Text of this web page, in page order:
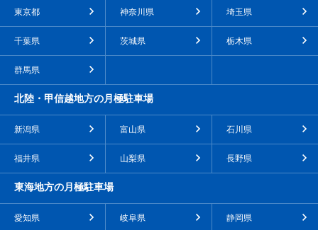
東京都 神奈川県 埼玉県
千葉県 茨城県 栃木県
群馬県
北陸・甲信越地方の月極駐車場
新潟県 富山県 石川県
福井県 山梨県 長野県
東海地方の月極駐車場
愛知県 岐阜県 静岡県